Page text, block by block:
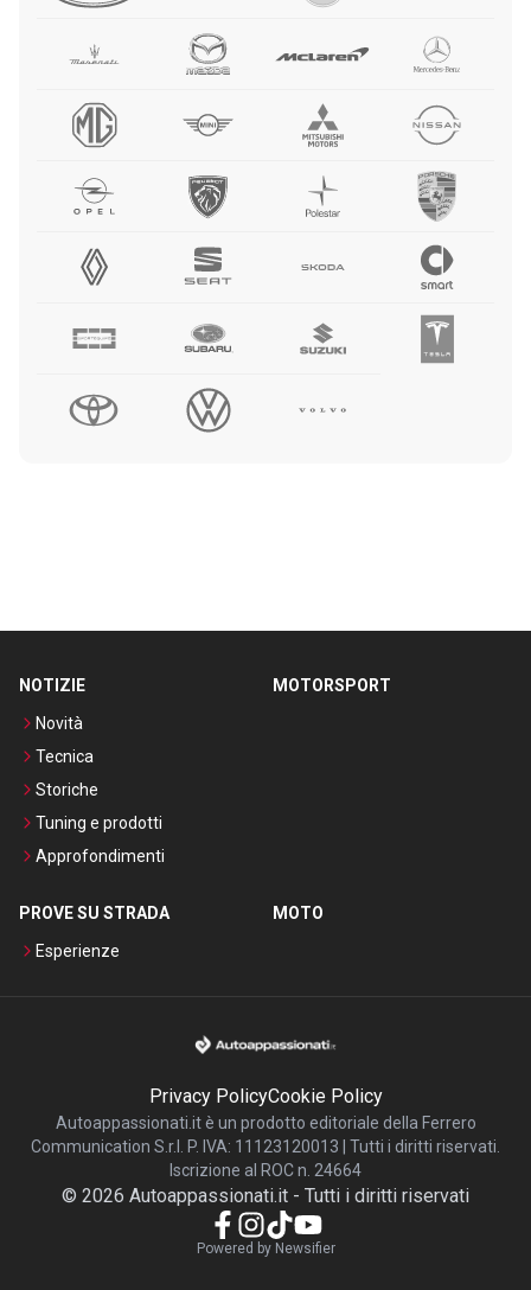
NOTIZIE
Novità
Tecnica
Storiche
Tuning e prodotti
Approfondimenti
MOTORSPORT
PROVE SU STRADA
Esperienze
MOTO
Privacy PolicyCookie Policy
Autoappassionati.it è un prodotto editoriale della Ferrero
Communication S.r.l. P. IVA: 11123120013 | Tutti i diritti riservati.
Iscrizione al ROC n. 24664
© 2026 Autoappassionati.it - Tutti i diritti riservati
Powered by Newsifier